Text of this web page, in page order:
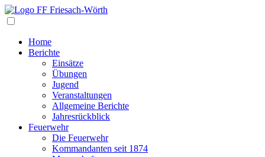
Home
Berichte
Einsätze
Übungen
Jugend
Veranstaltungen
Allgemeine Berichte
Jahresrückblick
Feuerwehr
Die Feuerwehr
Kommandanten seit 1874